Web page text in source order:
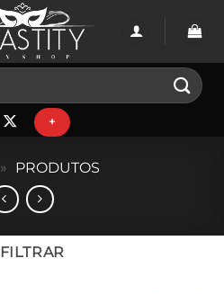
+
» PRODUTOS
FILTRAR